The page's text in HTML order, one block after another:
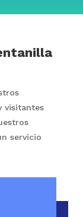
visitantes
servicio